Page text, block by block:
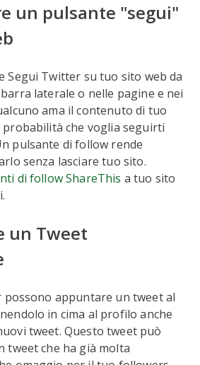
un pulsante "segui"
Segui Twitter su tuo sito web da
laterale o nelle pagine e nei
ama il contenuto di tuo
che voglia seguirti
pulsante di follow rende
senza lasciare tuo sito.
di follow ShareThis a tuo sito
un Tweet
appuntare un tweet al
in cima al profilo anche
tweet. Questo tweet può
tweet che ha già molta